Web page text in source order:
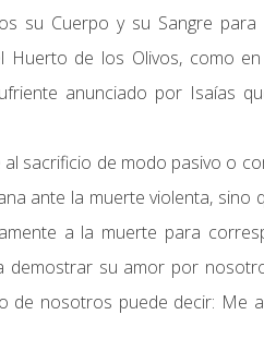
su Cuerpo y su Sangre
Huerto de los Olivos, como
anunciado por Isaías
sacrificio de modo pasivo o
ante la muerte violenta, sino
a la muerte para
su amor por
de nosotros puede decir: Me